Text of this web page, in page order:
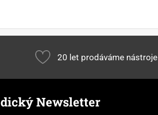
20 let prodáváme nástroje
Newsletter